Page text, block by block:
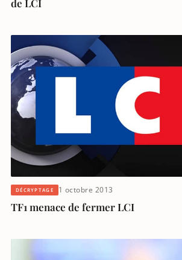
de LCI
DÉCRYPTAGE 1 octobre 2013
TF1 menace de fermer LCI